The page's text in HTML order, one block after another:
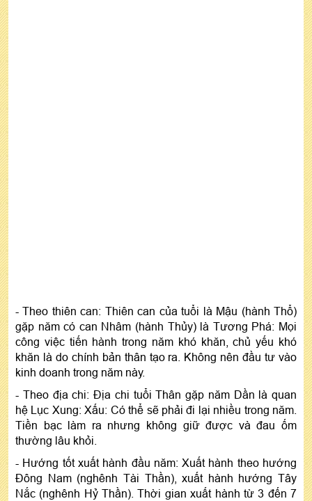
- Theo thiên can: Thiên can của tuổi là Mậu (hành Thổ)
gặp năm có can Nhâm (hành Thủy) là Tương Phá: Mọi
công việc tiến hành trong năm khó khăn, chủ yếu khó
khăn là do chính bản thân tạo ra. Không nên đầu tư vào
kinh doanh trong năm này.
- Theo địa chi: Địa chi tuổi Thân gặp năm Dần là quan
hệ Lục Xung: Xấu: Có thể sẽ phải đi lại nhiều trong năm.
Tiền bạc làm ra nhưng không giữ được và đau ốm
thường lâu khỏi.
- Hướng tốt xuất hành đầu năm: Xuất hành theo hướng
Đông Nam (nghênh Tài Thần), xuất hành hướng Tây
Nắc (nghênh Hỷ Thần). Thời gian xuất hành từ 3 đến 7